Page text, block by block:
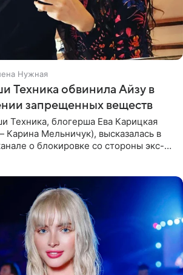
Нужная
Техника обвинила Айзу в
запрещенных веществ
Техника, блогерша Ева Карицкая
Мельничук), высказалась в
о блокировке со стороны экс-